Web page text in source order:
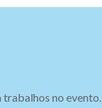
trabalhos no evento.